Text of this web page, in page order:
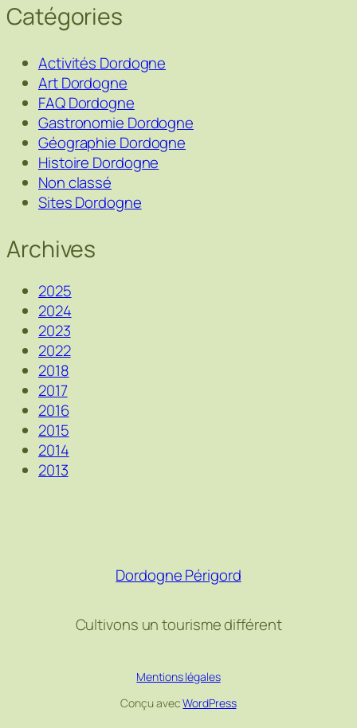
Catégories
Activités Dordogne
Art Dordogne
FAQ Dordogne
Gastronomie Dordogne
Géographie Dordogne
Histoire Dordogne
Non classé
Sites Dordogne
Archives
2025
2024
2023
2022
2018
2017
2016
2015
2014
2013
Dordogne Périgord
Cultivons un tourisme différent
Mentions légales
Conçu avecWordPress